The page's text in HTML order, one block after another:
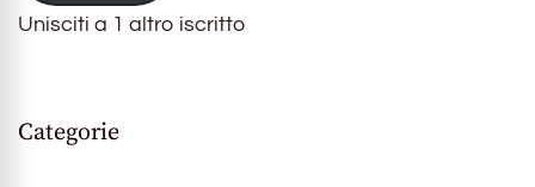
Unisciti a 1 altro iscritto
Categorie